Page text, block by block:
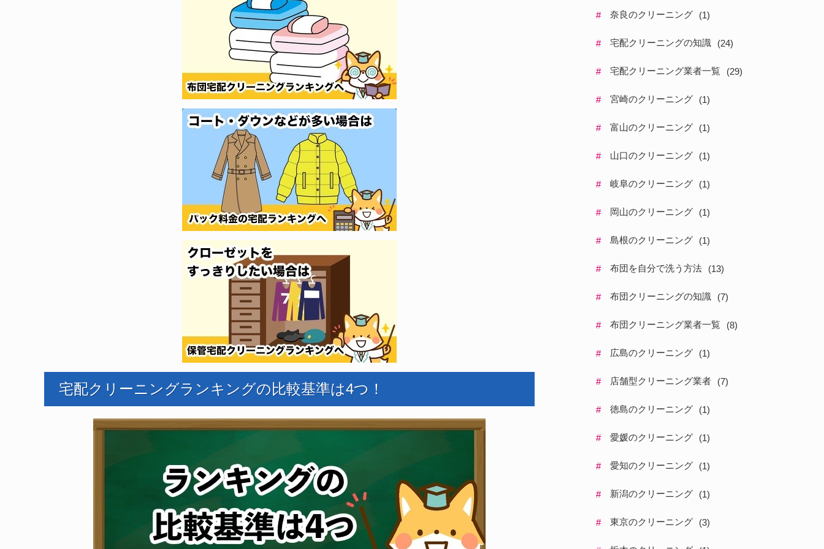
宅配クリーニングランキングの比較基準は4つ！
# 奈良のクリーニング (1)
# 宅配クリーニングの知識 (24)
# 宅配クリーニング業者一覧 (29)
# 宮崎のクリーニング (1)
# 富山のクリーニング (1)
# 山口のクリーニング (1)
# 岐阜のクリーニング (1)
# 岡山のクリーニング (1)
# 島根のクリーニング (1)
# 布団を自分で洗う方法 (13)
# 布団クリーニングの知識 (7)
# 布団クリーニング業者一覧 (8)
# 広島のクリーニング (1)
# 店舗型クリーニング業者 (7)
# 徳島のクリーニング (1)
# 愛媛のクリーニング (1)
# 愛知のクリーニング (1)
# 新潟のクリーニング (1)
# 東京のクリーニング (3)